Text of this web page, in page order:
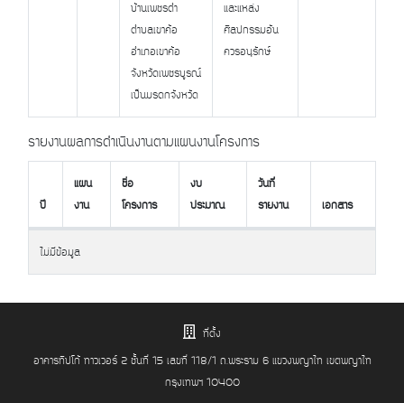
บ้านเพชรดำ
ตำบลเขาค้อ
อำเภอเขาค้อ
จังหวัดเพชรบูรณ์
เป็นมรดกจังหวัด
และแหล่ง
ศิลปกรรมอัน
ควรอนุรักษ์
รายงานผลการดำเนินงานตามแผนงานโครงการ
ปี
แผน
งาน
ชื่อ
โครงการ
งบ
ประมาณ
วันที่
รายงาน
เอกสาร
ไม่มีข้อมูล
ที่ตั้ง
อาคารทิปโก้ ทาวเวอร์ 2 ชั้นที่ 15 เลขที่ 118/1 ถ.พระราม 6 แขวงพญาไท เขตพญาไท
กรุงเทพฯ 10400